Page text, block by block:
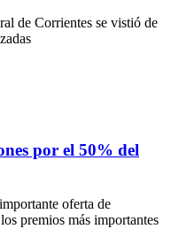
de Corrientes se vistió de
por el 50% del
oferta de
premios más importantes